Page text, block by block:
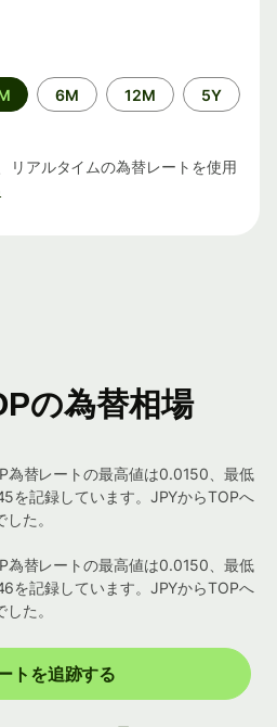
6M 12M 5Y
リアルタイムの為替レートを使用
の為替相場
為替レートの最高値は0.0150、最低
を記録しています。JPYからTOPへ
た。
為替レートの最高値は0.0150、最低
を記録しています。JPYからTOPへ
た。
トを追跡する